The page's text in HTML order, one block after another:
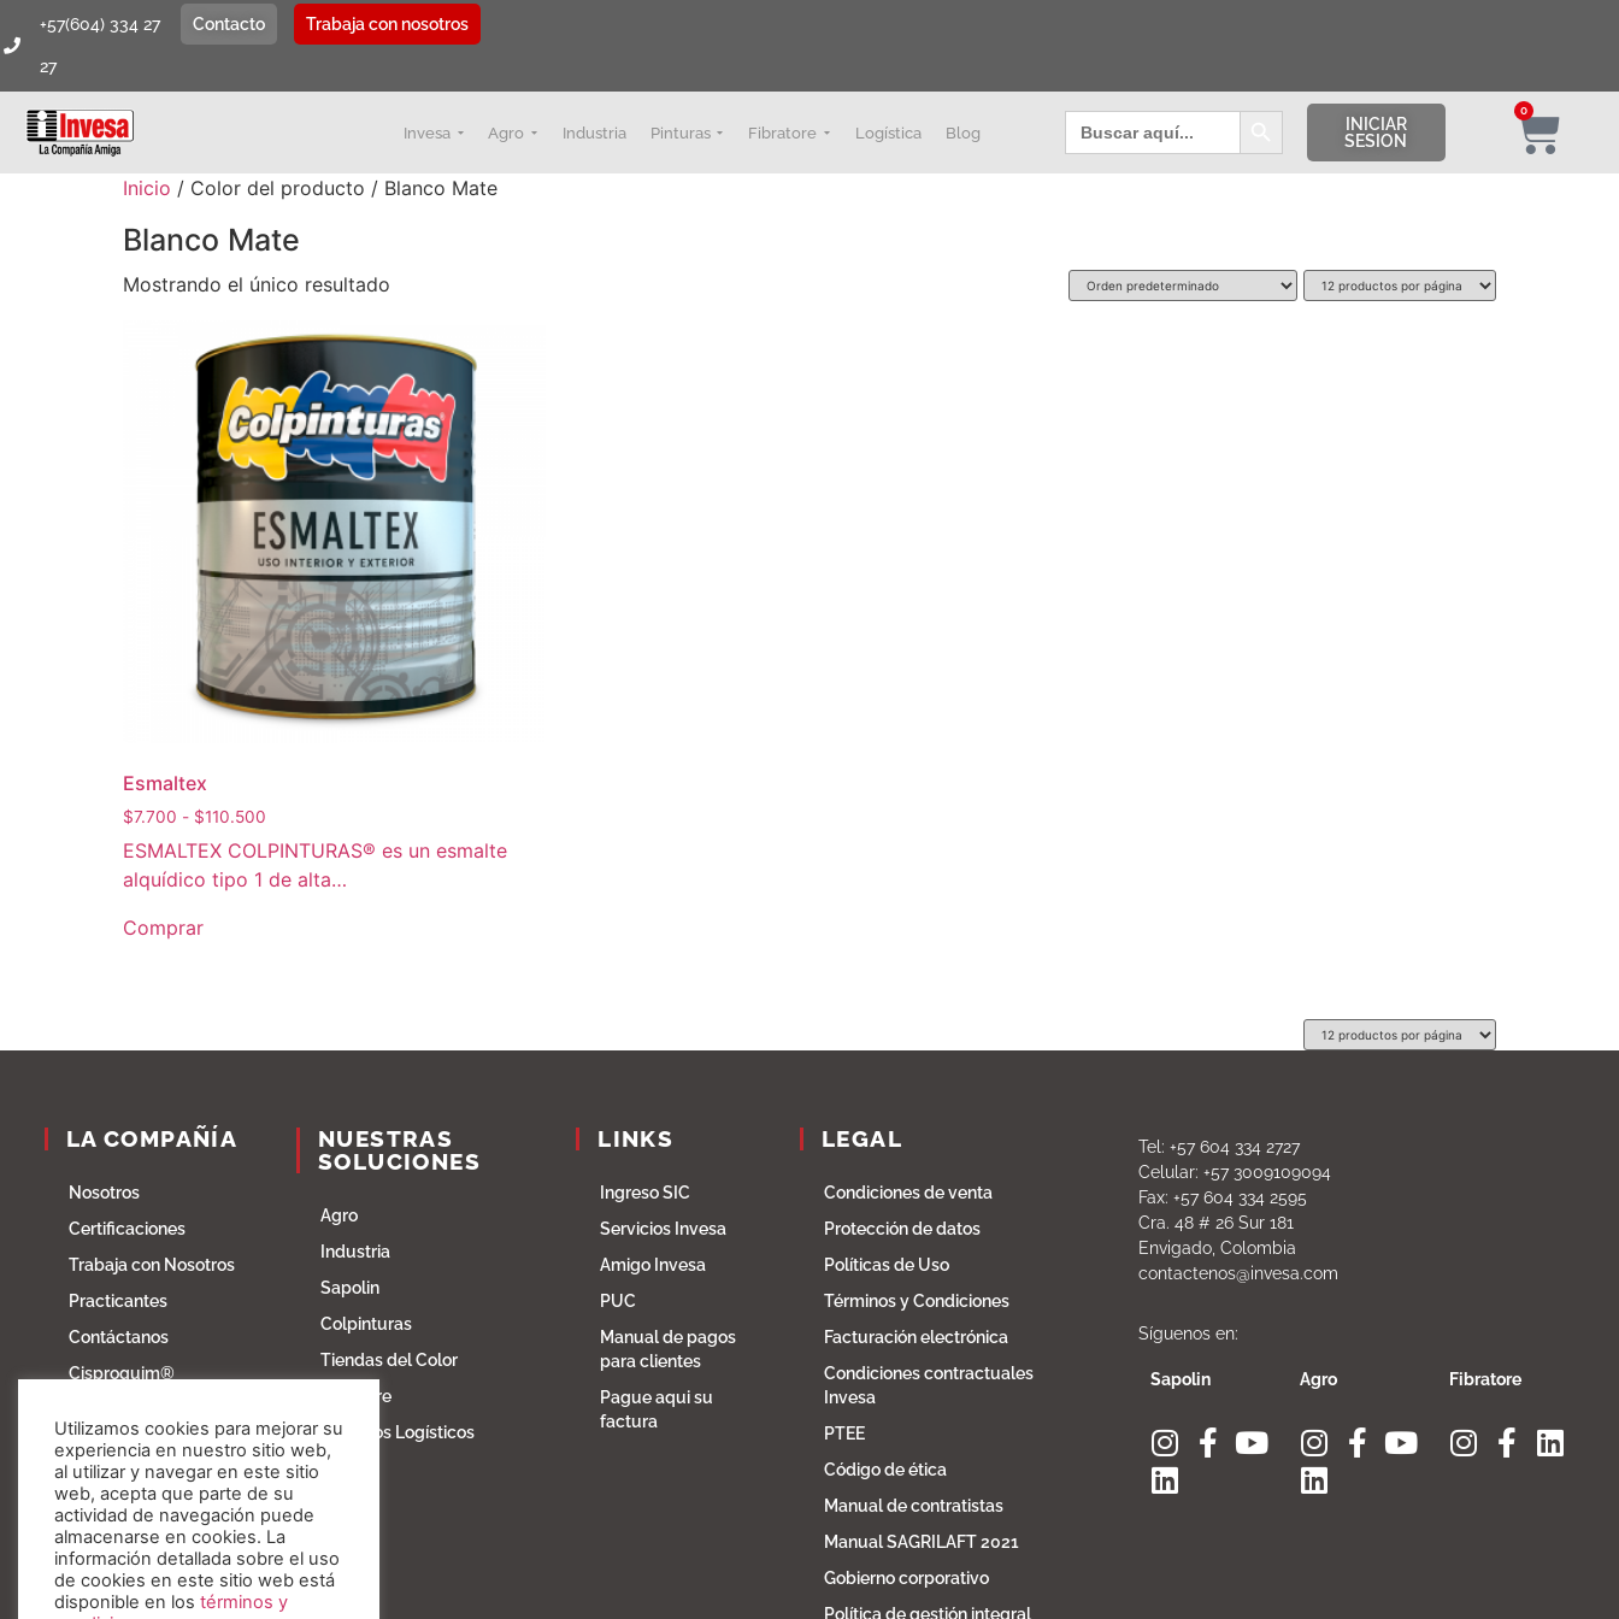
+57(604) 334 27
27
Contacto Trabaja con nosotros
Invesa Agro Industria Pinturas Fibratore Logística Blog
Buscar: Botón de búsqueda
INICIAR
SESION
0
Inicio / Color del producto / Blanco Mate
Blanco Mate
Mostrando el único resultado
Esmaltex
$7.700 - $110.500
ESMALTEX COLPINTURAS® es un esmalte
alquídico tipo 1 de alta…
Comprar
LA COMPAÑÍA
Nosotros
Certificaciones
Trabaja con Nosotros
Practicantes
Contáctanos
Cisproquim®
Blog
Fundación Invesa
Nuestros valores
NUESTRAS
SOLUCIONES
Agro
Industria
Sapolin
Colpinturas
Tiendas del Color
Fibratore
Servicios Logísticos
LINKS
Ingreso SIC
Servicios Invesa
Amigo Invesa
PUC
Manual de pagos
para clientes
Pague aqui su
factura
LEGAL
Condiciones de venta
Protección de datos
Políticas de Uso
Términos y Condiciones
Facturación electrónica
Condiciones contractuales
Invesa
PTEE
Código de ética
Manual de contratistas
Manual SAGRILAFT 2021
Gobierno corporativo
Política de gestión integral
Tel: +57 604 334 2727
Celular: +57 3009109094
Fax: +57 604 334 2595
Cra. 48 # 26 Sur 181
Envigado, Colombia
contactenos@invesa.com
Síguenos en:
Sapolin Agro Fibratore
Utilizamos cookies para mejorar su
experiencia en nuestro sitio web,
al utilizar y navegar en este sitio
web, acepta que parte de su
actividad de navegación puede
almacenarse en cookies. La
información detallada sobre el uso
de cookies en este sitio web está
disponible en los términos y